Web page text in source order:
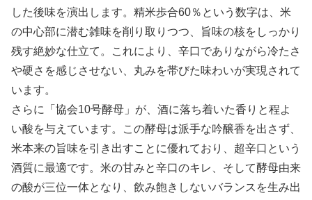
した後味を演出します。精米歩合60％という数字は、米
の中心部に潜む雑味を削り取りつつ、旨味の核をしっかり
残す絶妙な仕立て。これにより、辛口でありながら冷たさ
や硬さを感じさせない、丸みを帯びた味わいが実現されて
います。
さらに「協会10号酵母」が、酒に落ち着いた香りと程よ
い酸を与えています。この酵母は派手な吟醸香を出さず、
米本来の旨味を引き出すことに優れており、超辛口という
酒質に最適です。米の甘みと辛口のキレ、そして酵母由来
の酸が三位一体となり、飲み飽きしないバランスを生み出